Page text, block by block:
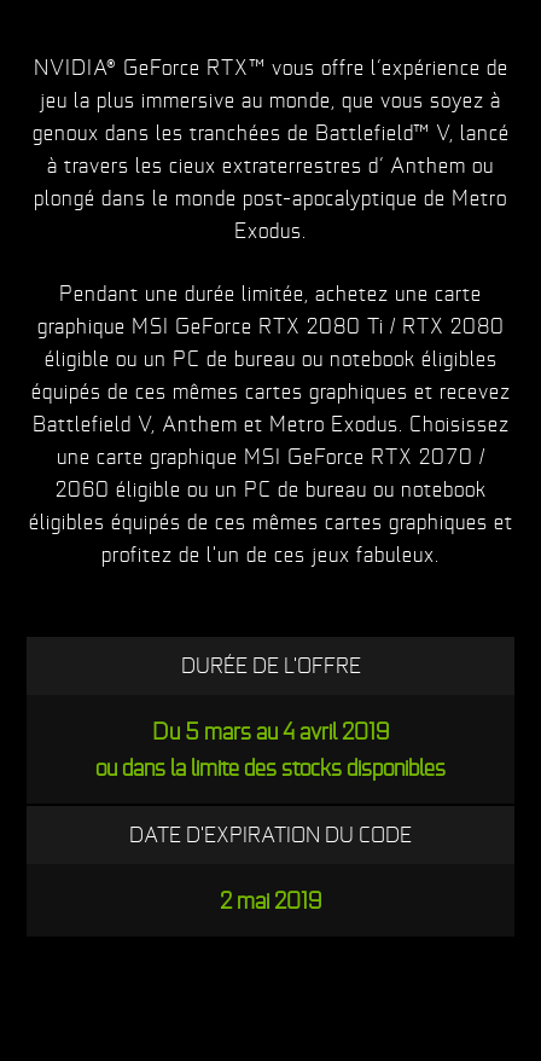
NVIDIA® GeForce RTX™ vous offre l’expérience de
jeu la plus immersive au monde, que vous soyez à
genoux dans les tranchées de Battlefield™ V, lancé
à travers les cieux extraterrestres d’ Anthem ou
plongé dans le monde post-apocalyptique de Metro
Exodus.
Pendant une durée limitée, achetez une carte
graphique MSI GeForce RTX 2080 Ti / RTX 2080
éligible ou un PC de bureau ou notebook éligibles
équipés de ces mêmes cartes graphiques et recevez
Battlefield V, Anthem et Metro Exodus. Choisissez
une carte graphique MSI GeForce RTX 2070 /
2060 éligible ou un PC de bureau ou notebook
éligibles équipés de ces mêmes cartes graphiques et
profitez de l'un de ces jeux fabuleux.
DURÉE DE L'OFFRE
Du 5 mars au 4 avril 2019
ou dans la limite des stocks disponibles
DATE D'EXPIRATION DU CODE
2 mai 2019